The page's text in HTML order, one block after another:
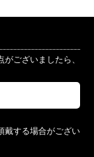
ございましたら、
戴する場合がござい